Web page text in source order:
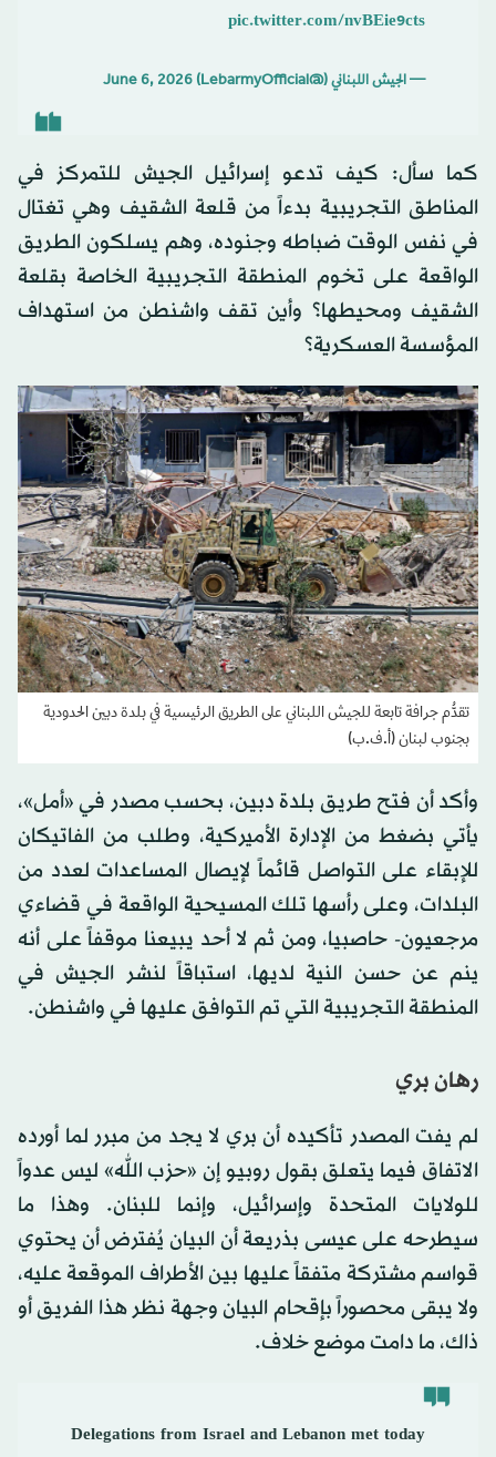
pic.twitter.com/nvBEie9cts
— الجيش اللبناني (@LebarmyOfficial) June 6, 2026
كما سأل: كيف تدعو إسرائيل الجيش للتمركز في
المناطق التجريبية بدءاً من قلعة الشقيف وهي تغتال
في نفس الوقت ضباطه وجنوده، وهم يسلكون الطريق
الواقعة على تخوم المنطقة التجريبية الخاصة بقلعة
الشقيف ومحيطها؟ وأين تقف واشنطن من استهداف
المؤسسة العسكرية؟
تقدُّم جرافة تابعة للجيش اللبناني على الطريق الرئيسية في بلدة دبين الحدودية
بجنوب لبنان (أ.ف.ب)
وأكد أن فتح طريق بلدة دبين، بحسب مصدر في «أمل»،
يأتي بضغط من الإدارة الأميركية، وطلب من الفاتيكان
للإبقاء على التواصل قائماً لإيصال المساعدات لعدد من
البلدات، وعلى رأسها تلك المسيحية الواقعة في قضاءي
مرجعيون- حاصبيا، ومن ثم لا أحد يبيعنا موقفاً على أنه
ينم عن حسن النية لديها، استباقاً لنشر الجيش في
المنطقة التجريبية التي تم التوافق عليها في واشنطن.
رهان بري
لم يفت المصدر تأكيده أن بري لا يجد من مبرر لما أورده
الاتفاق فيما يتعلق بقول روبيو إن «حزب الله» ليس عدواً
للولايات المتحدة وإسرائيل، وإنما للبنان. وهذا ما
سيطرحه على عيسى بذريعة أن البيان يُفترض أن يحتوي
قواسم مشتركة متفقاً عليها بين الأطراف الموقعة عليه،
ولا يبقى محصوراً بإقحام البيان وجهة نظر هذا الفريق أو
ذاك، ما دامت موضع خلاف.
Delegations from Israel and Lebanon met today